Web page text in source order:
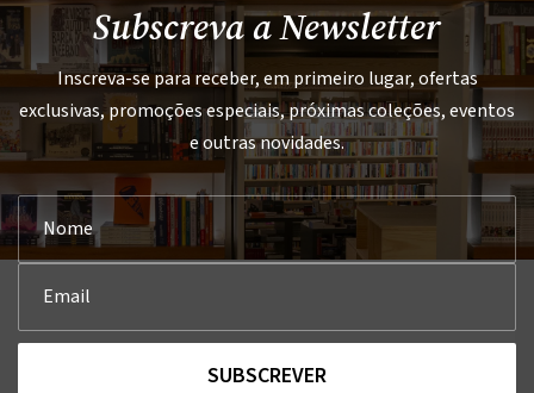
Subscreva a Newsletter
Inscreva-se para receber, em primeiro lugar, ofertas
exclusivas, promoções especiais, próximas coleções, eventos
e outras novidades.
SUBSCREVER